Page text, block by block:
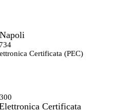
Certificata (PEC)
Certificata